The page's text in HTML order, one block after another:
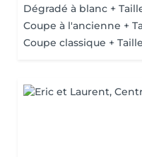
Dégradé à blanc +
Coupe à l'ancienne +
Coupe classique +